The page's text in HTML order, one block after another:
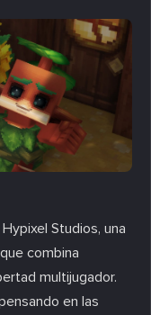
Studios, una
combina
multijugador.
en las